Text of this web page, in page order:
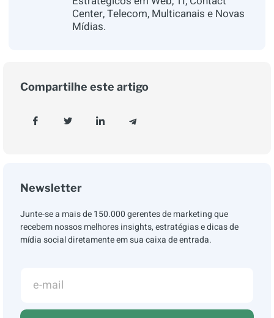
Center, Telecom, Multicanais e Novas
Mídias.
Compartilhe este artigo
Newsletter
Junte-se a mais de 150.000 gerentes de marketing que
recebem nossos melhores insights, estratégias e dicas de
mídia social diretamente em sua caixa de entrada.